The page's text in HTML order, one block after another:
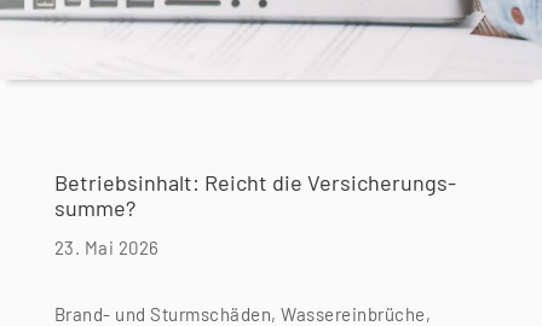
Betriebsinhalt: Reicht die Versicherungs­
summe?
23. Mai 2026
Brand- und Sturmschäden, Wassereinbrüche,